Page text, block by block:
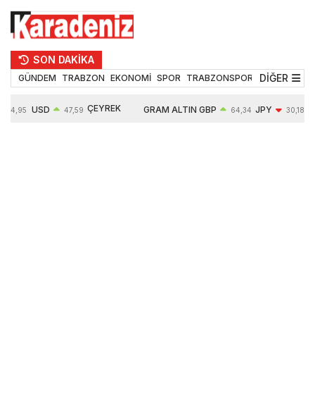
SON DAKİKA
GÜNDEM TRABZON EKONOMİ SPOR TRABZONSPOR TEKNOLOJİ
DİĞER
54,95 USD 47,59 ÇEYREK GRAM ALTIN GBP 64,34 JPY 30,18